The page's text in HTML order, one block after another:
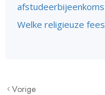
Welke religieuze
Vorige